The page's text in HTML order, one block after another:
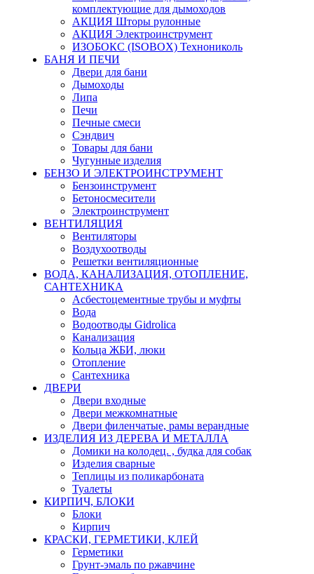
комплектующие для дымоходов
АКЦИЯ Шторы рулонные
АКЦИЯ Электроинструмент
ИЗОБОКС (ISOBOX) Технониколь
БАНЯ И ПЕЧИ
Двери для бани
Дымоходы
Липа
Печи
Печные смеси
Сэндвич
Товары для бани
Чугунные изделия
БЕНЗО И ЭЛЕКТРОИНСТРУМЕНТ
Бензоинструмент
Бетоносмесители
Электроинструмент
ВЕНТИЛЯЦИЯ
Вентиляторы
Воздухоотводы
Решетки вентиляционные
ВОДА, КАНАЛИЗАЦИЯ, ОТОПЛЕНИЕ,
САНТЕХНИКА
Асбестоцементные трубы и муфты
Вода
Водоотводы Gidrolica
Канализация
Кольца ЖБИ, люки
Отопление
Сантехника
ДВЕРИ
Двери входные
Двери межкомнатные
Двери филенчатые, рамы верандные
ИЗДЕЛИЯ ИЗ ДЕРЕВА И МЕТАЛЛА
Домики на колодец. , будка для собак
Изделия сварные
Теплицы из поликарбоната
Туалеты
КИРПИЧ, БЛОКИ
Блоки
Кирпич
КРАСКИ, ГЕРМЕТИКИ, КЛЕЙ
Герметики
Грунт-эмаль по ржавчине